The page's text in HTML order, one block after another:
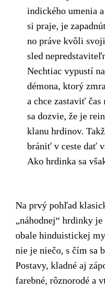
indického umenia
si praje, je
no práve kvôli
sled
Nechtiac vypustí
démona, ktorý
a chce zastaviť čas
sa dozvie, že je
klanu hrdinov.
brániť v ceste dať
Ako hrdinka sa
Na prvý pohľad
„náhodnej“ hrdinky
obale hinduistickej
nie je niečo, s čím sa
Postavy, kladné aj
farebné, rôznorodé a